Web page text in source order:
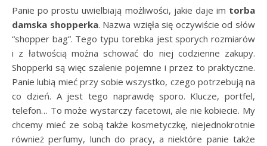
Panie po prostu uwielbiają możliwości, jakie daje im torba
damska shopperka. Nazwa wzięła się oczywiście od słów
“shopper bag”. Tego typu torebka jest sporych rozmiarów
i z łatwością można schować do niej codzienne zakupy.
Shopperki są więc szalenie pojemne i przez to praktyczne.
Panie lubią mieć przy sobie wszystko, czego potrzebują na
co dzień. A jest tego naprawdę sporo. Klucze, portfel,
telefon… To może wystarczy facetowi, ale nie kobiecie. My
chcemy mieć ze sobą także kosmetyczkę, niejednokrotnie
również perfumy, lunch do pracy, a niektóre panie także